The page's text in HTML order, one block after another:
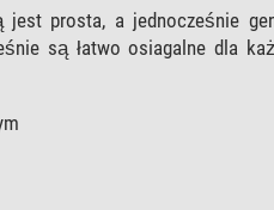
prosta, a jednocześnie
są łatwo osiagalne dla